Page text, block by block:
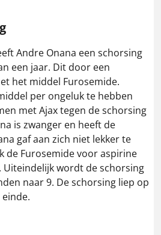
Andre Onana een schorsing
een jaar. Dit door een
het middel Furosemide.
per ongeluk te hebben
met Ajax tegen de schorsing
is zwanger en heeft de
gaf aan zich niet lekker te
de Furosemide voor aspirine
Uiteindelijk wordt de schorsing
naar 9. De schorsing liep op